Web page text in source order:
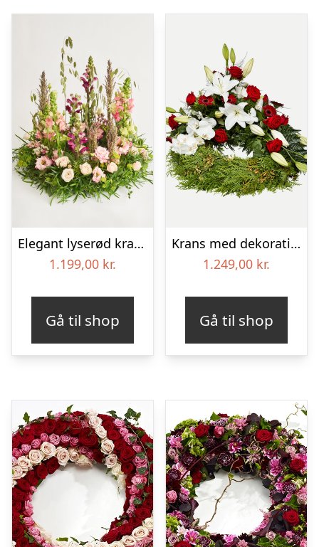
Elegant lyserød krans
1.199,00 kr.
Gå til shop
Krans med dekoration i klassisk stil – rød og hvid
1.249,00 kr.
Gå til shop